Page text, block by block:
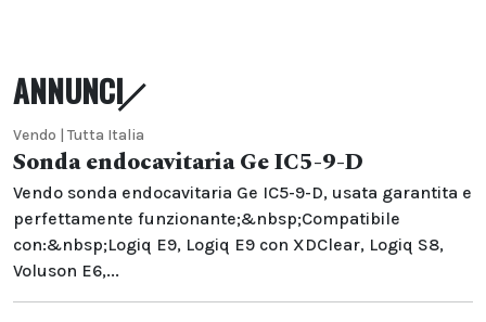
ANNUNCI
Vendo | Tutta Italia
Sonda endocavitaria Ge IC5-9-D
Vendo sonda endocavitaria Ge IC5-9-D, usata garantita e
perfettamente funzionante;&nbsp;Compatibile
con:&nbsp;Logiq E9, Logiq E9 con XDClear, Logiq S8,
Voluson E6,...